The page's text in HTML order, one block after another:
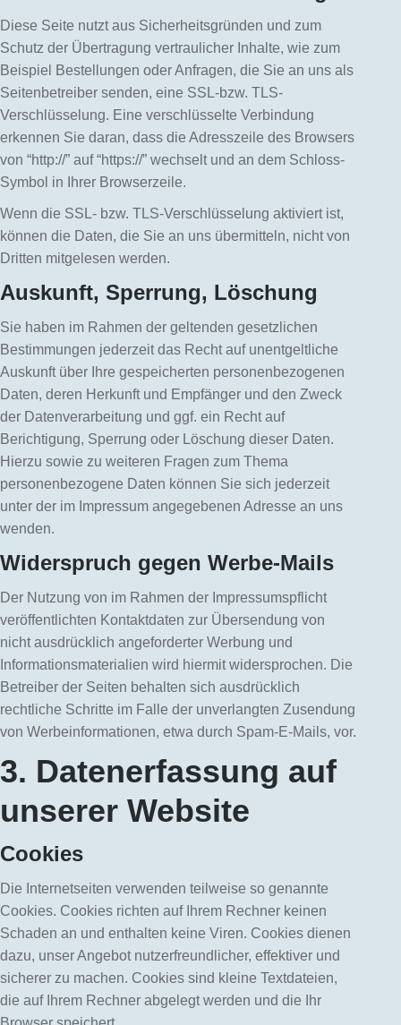
Diese Seite nutzt aus Sicherheitsgründen und zum
Schutz der Übertragung vertraulicher Inhalte, wie zum
Beispiel Bestellungen oder Anfragen, die Sie an uns als
Seitenbetreiber senden, eine SSL-bzw. TLS-
Verschlüsselung. Eine verschlüsselte Verbindung
erkennen Sie daran, dass die Adresszeile des Browsers
von “http://” auf “https://” wechselt und an dem Schloss-
Symbol in Ihrer Browserzeile.
Wenn die SSL- bzw. TLS-Verschlüsselung aktiviert ist,
können die Daten, die Sie an uns übermitteln, nicht von
Dritten mitgelesen werden.
Auskunft, Sperrung, Löschung
Sie haben im Rahmen der geltenden gesetzlichen
Bestimmungen jederzeit das Recht auf unentgeltliche
Auskunft über Ihre gespeicherten personenbezogenen
Daten, deren Herkunft und Empfänger und den Zweck
der Datenverarbeitung und ggf. ein Recht auf
Berichtigung, Sperrung oder Löschung dieser Daten.
Hierzu sowie zu weiteren Fragen zum Thema
personenbezogene Daten können Sie sich jederzeit
unter der im Impressum angegebenen Adresse an uns
wenden.
Widerspruch gegen Werbe-Mails
Der Nutzung von im Rahmen der Impressumspflicht
veröffentlichten Kontaktdaten zur Übersendung von
nicht ausdrücklich angeforderter Werbung und
Informationsmaterialien wird hiermit widersprochen. Die
Betreiber der Seiten behalten sich ausdrücklich
rechtliche Schritte im Falle der unverlangten Zusendung
von Werbeinformationen, etwa durch Spam-E-Mails, vor.
3. Datenerfassung auf
unserer Website
Cookies
Die Internetseiten verwenden teilweise so genannte
Cookies. Cookies richten auf Ihrem Rechner keinen
Schaden an und enthalten keine Viren. Cookies dienen
dazu, unser Angebot nutzerfreundlicher, effektiver und
sicherer zu machen. Cookies sind kleine Textdateien,
die auf Ihrem Rechner abgelegt werden und die Ihr